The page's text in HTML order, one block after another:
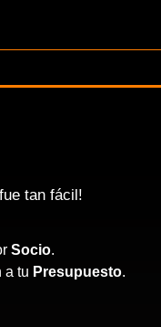
tan fácil!
Socio.
a tu Presupuesto.